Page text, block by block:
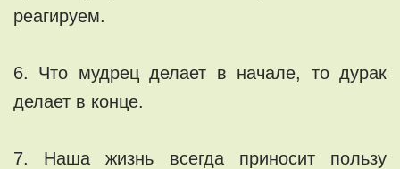
реагируем.
6. Что мудрец делает в начале, то дурак
делает в конце.
7. Наша жизнь всегда приносит пользу